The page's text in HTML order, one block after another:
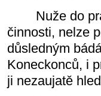
Nuže do
činnosti, nelze
důsledným
Koneckonců, i
ji nezaujatě